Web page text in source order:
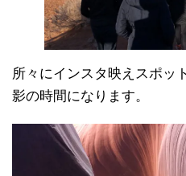
所々にインスタ映えスポッ
影の時間になります。